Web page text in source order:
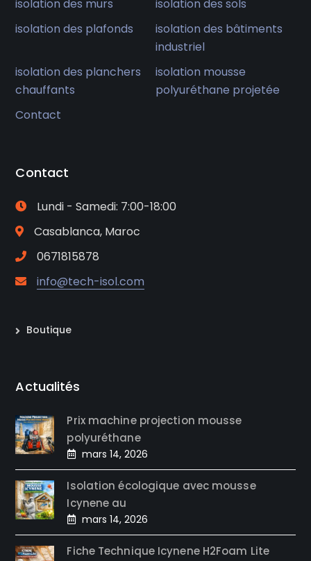
isolation des murs
isolation des sols
isolation des plafonds
isolation des bâtiments
industriel
isolation des planchers
chauffants
isolation mousse
polyuréthane projetée
Contact
Contact
Lundi - Samedi: 7:00-18:00
Casablanca, Maroc
0671815878
info@tech-isol.com
Boutique
Actualités
Prix machine projection mousse
polyuréthane
mars 14, 2026
Isolation écologique avec mousse
Icynene au
mars 14, 2026
Fiche Technique Icynene H2Foam Lite